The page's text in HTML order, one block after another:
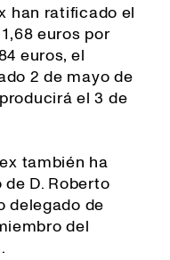
han ratificado el
euros por
euros, el
2 de mayo de
el 3 de
también ha
D. Roberto
delegado de
del